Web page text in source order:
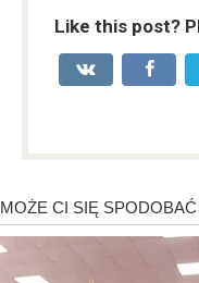
Like this post?